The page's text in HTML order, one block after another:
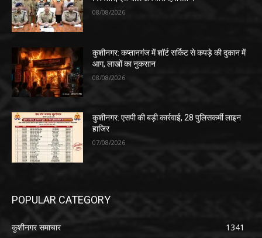
08/08/2026
कुशीनगर: कप्तानगंज में शॉर्ट सर्किट से कपड़े की दुकान में
आग, लाखों का नुकसान
08/08/2026
कुशीनगर: एसपी की बड़ी कार्रवाई, 28 पुलिसकर्मी लाइन
हाजिर
07/08/2026
POPULAR CATEGORY
कुशीनगर समाचार
1341